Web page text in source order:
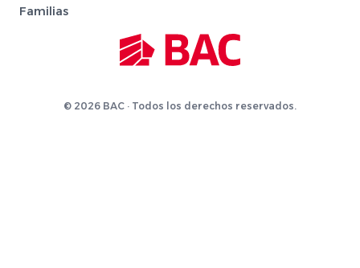
Familias
© 2026 BAC · Todos los derechos reservados.